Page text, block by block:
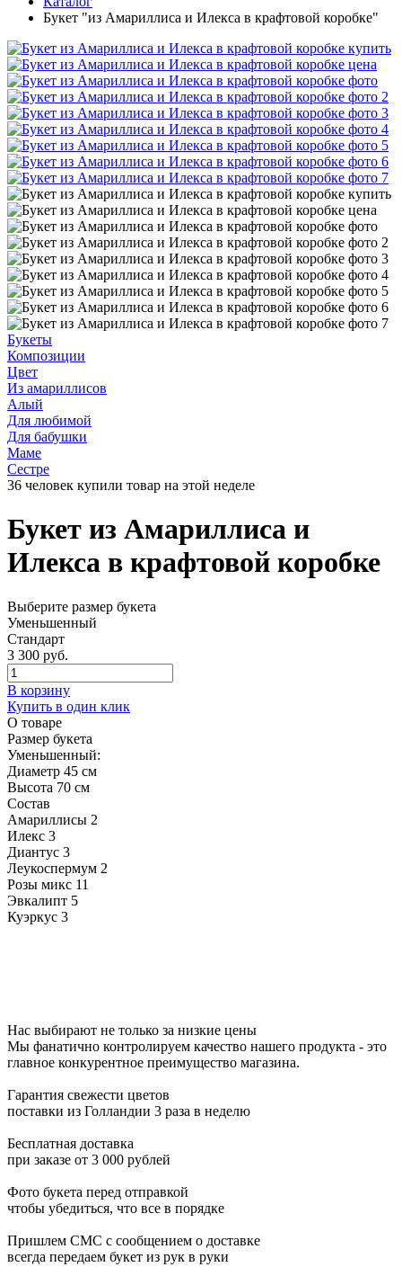
Букет "из Амариллиса и Илекса в крафтовой коробке"
Букеты
Композиции
Цвет
Из амариллисов
Алый
Для любимой
Для бабушки
Маме
Сестре
36 человек купили товар на этой неделе
Букет из Амариллиса и
Илекса в крафтовой коробке
Выберите размер букета
Уменьшенный
Стандарт
3 300 руб.
В корзину
Купить в один клик
О товаре
Размер букета
Уменьшенный:
Диаметр 45 см
Высота 70 см
Состав
Амариллисы 2
Илекс 3
Диантус 3
Леукоспермум 2
Розы микс 11
Эвкалипт 5
Куэркус 3
Нас выбирают не только за низкие цены
Мы фанатично контролируем качество нашего продукта - это
главное конкурентное преимущество магазина.
Гарантия свежести цветов
поставки из Голландии 3 раза в неделю
Бесплатная доставка
при заказе от 3 000 рублей
Фото букета перед отправкой
чтобы убедиться, что все в порядке
Пришлем СМС с сообщением о доставке
всегда передаем букет из рук в руки